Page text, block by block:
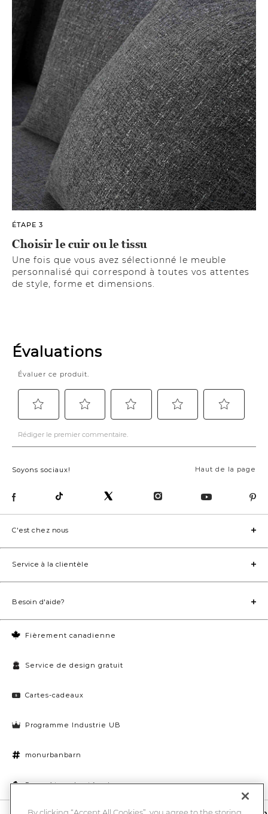
ÉTAPE 3
Choisir le cuir ou le tissu
Une fois que vous avez sélectionné le meuble
personnalisé qui correspond à toutes vos attentes
de style, forme et dimensions.
Haut de la page
Soyons sociaux!
Fièrement canadienne
Service de design gratuit
Cartes-cadeaux
Programme Industrie UB
monurbanbarn
Paramètres des témoins
C'est chez nous
Service à la clientèle
Besoin d'aide?